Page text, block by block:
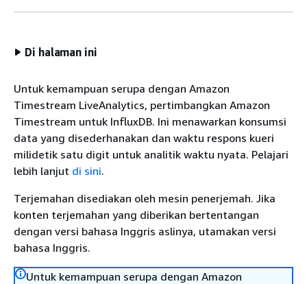
Di halaman ini
Untuk kemampuan serupa dengan Amazon
Timestream LiveAnalytics, pertimbangkan Amazon
Timestream untuk InfluxDB. Ini menawarkan konsumsi
data yang disederhanakan dan waktu respons kueri
milidetik satu digit untuk analitik waktu nyata. Pelajari
lebih lanjut di sini.
Terjemahan disediakan oleh mesin penerjemah. Jika
konten terjemahan yang diberikan bertentangan
dengan versi bahasa Inggris aslinya, utamakan versi
bahasa Inggris.
Untuk kemampuan serupa dengan Amazon